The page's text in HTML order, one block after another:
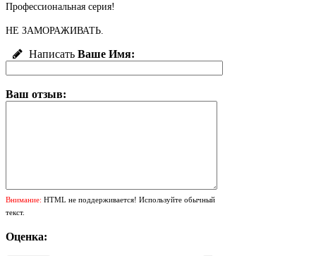
Профессиональная серия!
НЕ ЗАМОРАЖИВАТЬ.
Написать Ваше Имя:
Ваш отзыв:
Внимание: HTML не поддерживается! Используйте обычный
текст.
Оценка: